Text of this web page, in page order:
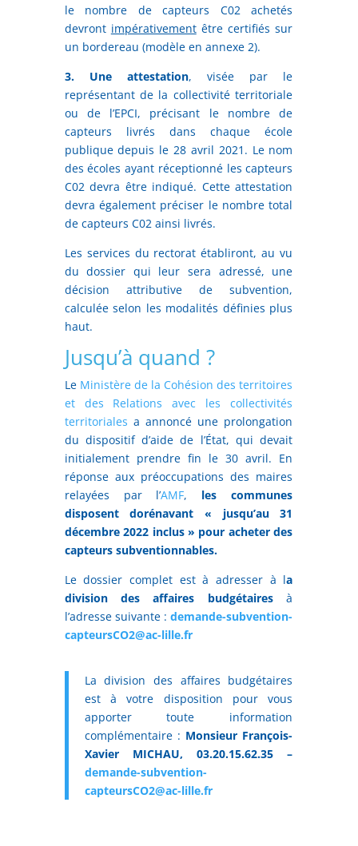
le nombre de capteurs C02 achetés
devront impérativementêtre certifiés sur
un bordereau (modèle en annexe 2).
3. Une attestation, visée par le
représentant de la collectivité territoriale
ou de l’EPCI, précisant le nombre de
capteurs livrés dans chaque école
publique depuis le 28 avril 2021. Le nom
des écoles ayant réceptionné les capteurs
C02 devra être indiqué. Cette attestation
devra également préciser le nombre total
de capteurs C02 ainsi livrés.
Les services du rectorat établiront, au vu
du dossier qui leur sera adressé, une
décision attributive de subvention,
calculée selon les modalités définies plus
haut.
Jusqu’à quand ?
Le Ministère de la Cohésion des territoires
et des Relations avec les collectivités
territoriales a annoncé une prolongation
du dispositif d’aide de l’État, qui devait
initialement prendre fin le 30 avril. En
réponse aux préoccupations des maires
relayées par l’AMF, les communes
disposent dorénavant « jusqu’au 31
décembre 2022 inclus » pour acheter des
capteurs subventionnables.
Le dossier complet est à adresser à la
division des affaires budgétairesà
l’adresse suivante :demande-subvention-
capteursCO2@ac-lille.fr
La division des affaires budgétaires
est à votre disposition pour vous
apporter toute information
complémentaire : Monsieur François-
Xavier MICHAU, 03.20.15.62.35 –
demande-subvention-
capteursCO2@ac-lille.fr